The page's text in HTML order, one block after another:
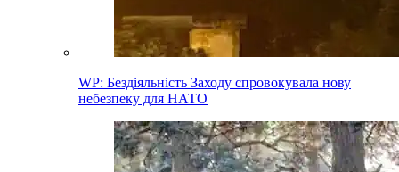
WP: Бездіяльність Заходу спровокувала нову
небезпеку для НАТО